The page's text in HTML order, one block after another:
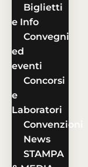
Biglietti
e Info
Convegni
ed
eventi
Concorsi
e
Laboratori
Convenzioni
News
STAMPA